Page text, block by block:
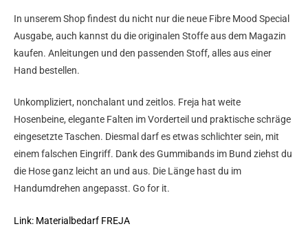
In unserem Shop findest du nicht nur die neue Fibre Mood Special
Ausgabe, auch kannst du die originalen Stoffe aus dem Magazin
kaufen. Anleitungen und den passenden Stoff, alles aus einer
Hand bestellen.
Unkompliziert, nonchalant und zeitlos. Freja hat weite
Hosenbeine, elegante Falten im Vorderteil und praktische schräge
eingesetzte Taschen. Diesmal darf esetwas schlichter sein, mit
einem falschen Eingriff. Dank desGummibands im Bund ziehst du
die Hose ganz leicht an und aus. Die Länge hast du im
Handumdrehen angepasst. Go for it.
Link: Materialbedarf FREJA